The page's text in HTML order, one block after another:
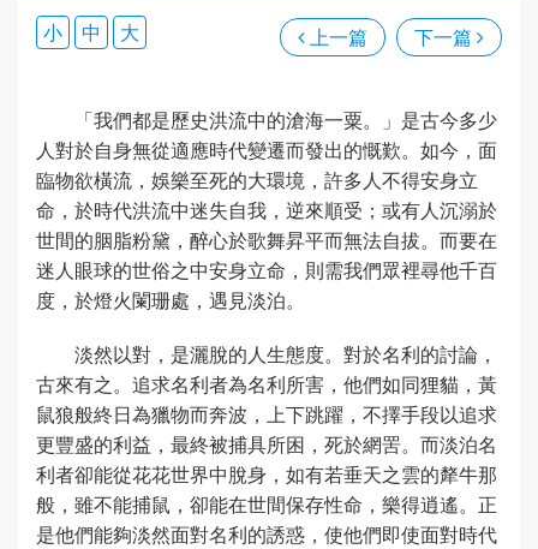
上一篇 下一篇
小 中 大
「我們都是歷史洪流中的滄海一粟。」是古今多少
人對於自身無從適應時代變遷而發出的慨歎。如今，面
臨物欲橫流，娛樂至死的大環境，許多人不得安身立
命，於時代洪流中迷失自我，逆來順受；或有人沉溺於
世間的胭脂粉黛，醉心於歌舞昇平而無法自拔。而要在
迷人眼球的世俗之中安身立命，則需我們眾裡尋他千百
度，於燈火闌珊處，遇見淡泊。
淡然以對，是灑脫的人生態度。對於名利的討論，
古來有之。追求名利者為名利所害，他們如同狸貓，黃
鼠狼般終日為獵物而奔波，上下跳躍，不擇手段以追求
更豐盛的利益，最終被捕具所困，死於網罟。而淡泊名
利者卻能從花花世界中脫身，如有若垂天之雲的犛牛那
般，雖不能捕鼠，卻能在世間保存性命，樂得逍遙。正
是他們能夠淡然面對名利的誘惑，使他們即使面對時代